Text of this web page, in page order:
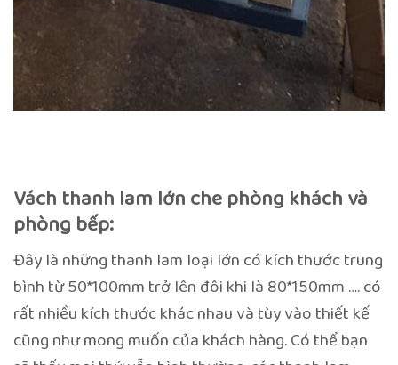
Vách thanh lam lớn che phòng khách và
phòng bếp:
Đây là những thanh lam loại lớn có kích thước trung
bình từ 50*100mm trở lên đôi khi là 80*150mm …. có
rất nhiều kích thước khác nhau và tùy vào thiết kế
cũng như mong muốn của khách hàng. Có thể bạn